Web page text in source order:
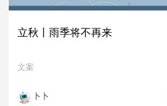
立秋丨雨季将不再来
文案
卜卜